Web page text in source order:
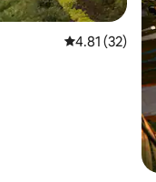
平均评分 4.81
4.81 (32)